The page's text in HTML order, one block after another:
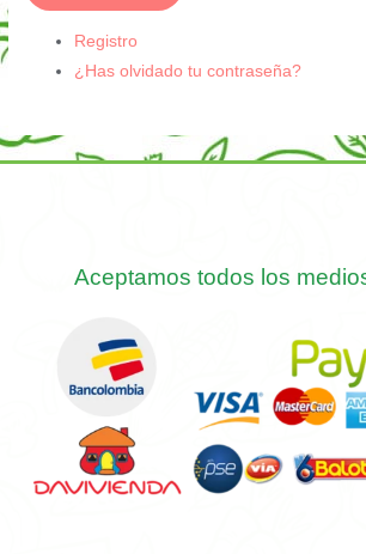
Registro
¿Has olvidado tu contraseña?
Aceptamos todos los